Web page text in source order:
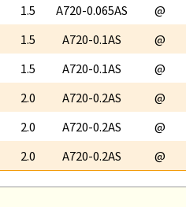
1.5 A720-0.065AS @
1.5 A720-0.1AS @
1.5 A720-0.1AS @
2.0 A720-0.2AS @
2.0 A720-0.2AS @
2.0 A720-0.2AS @